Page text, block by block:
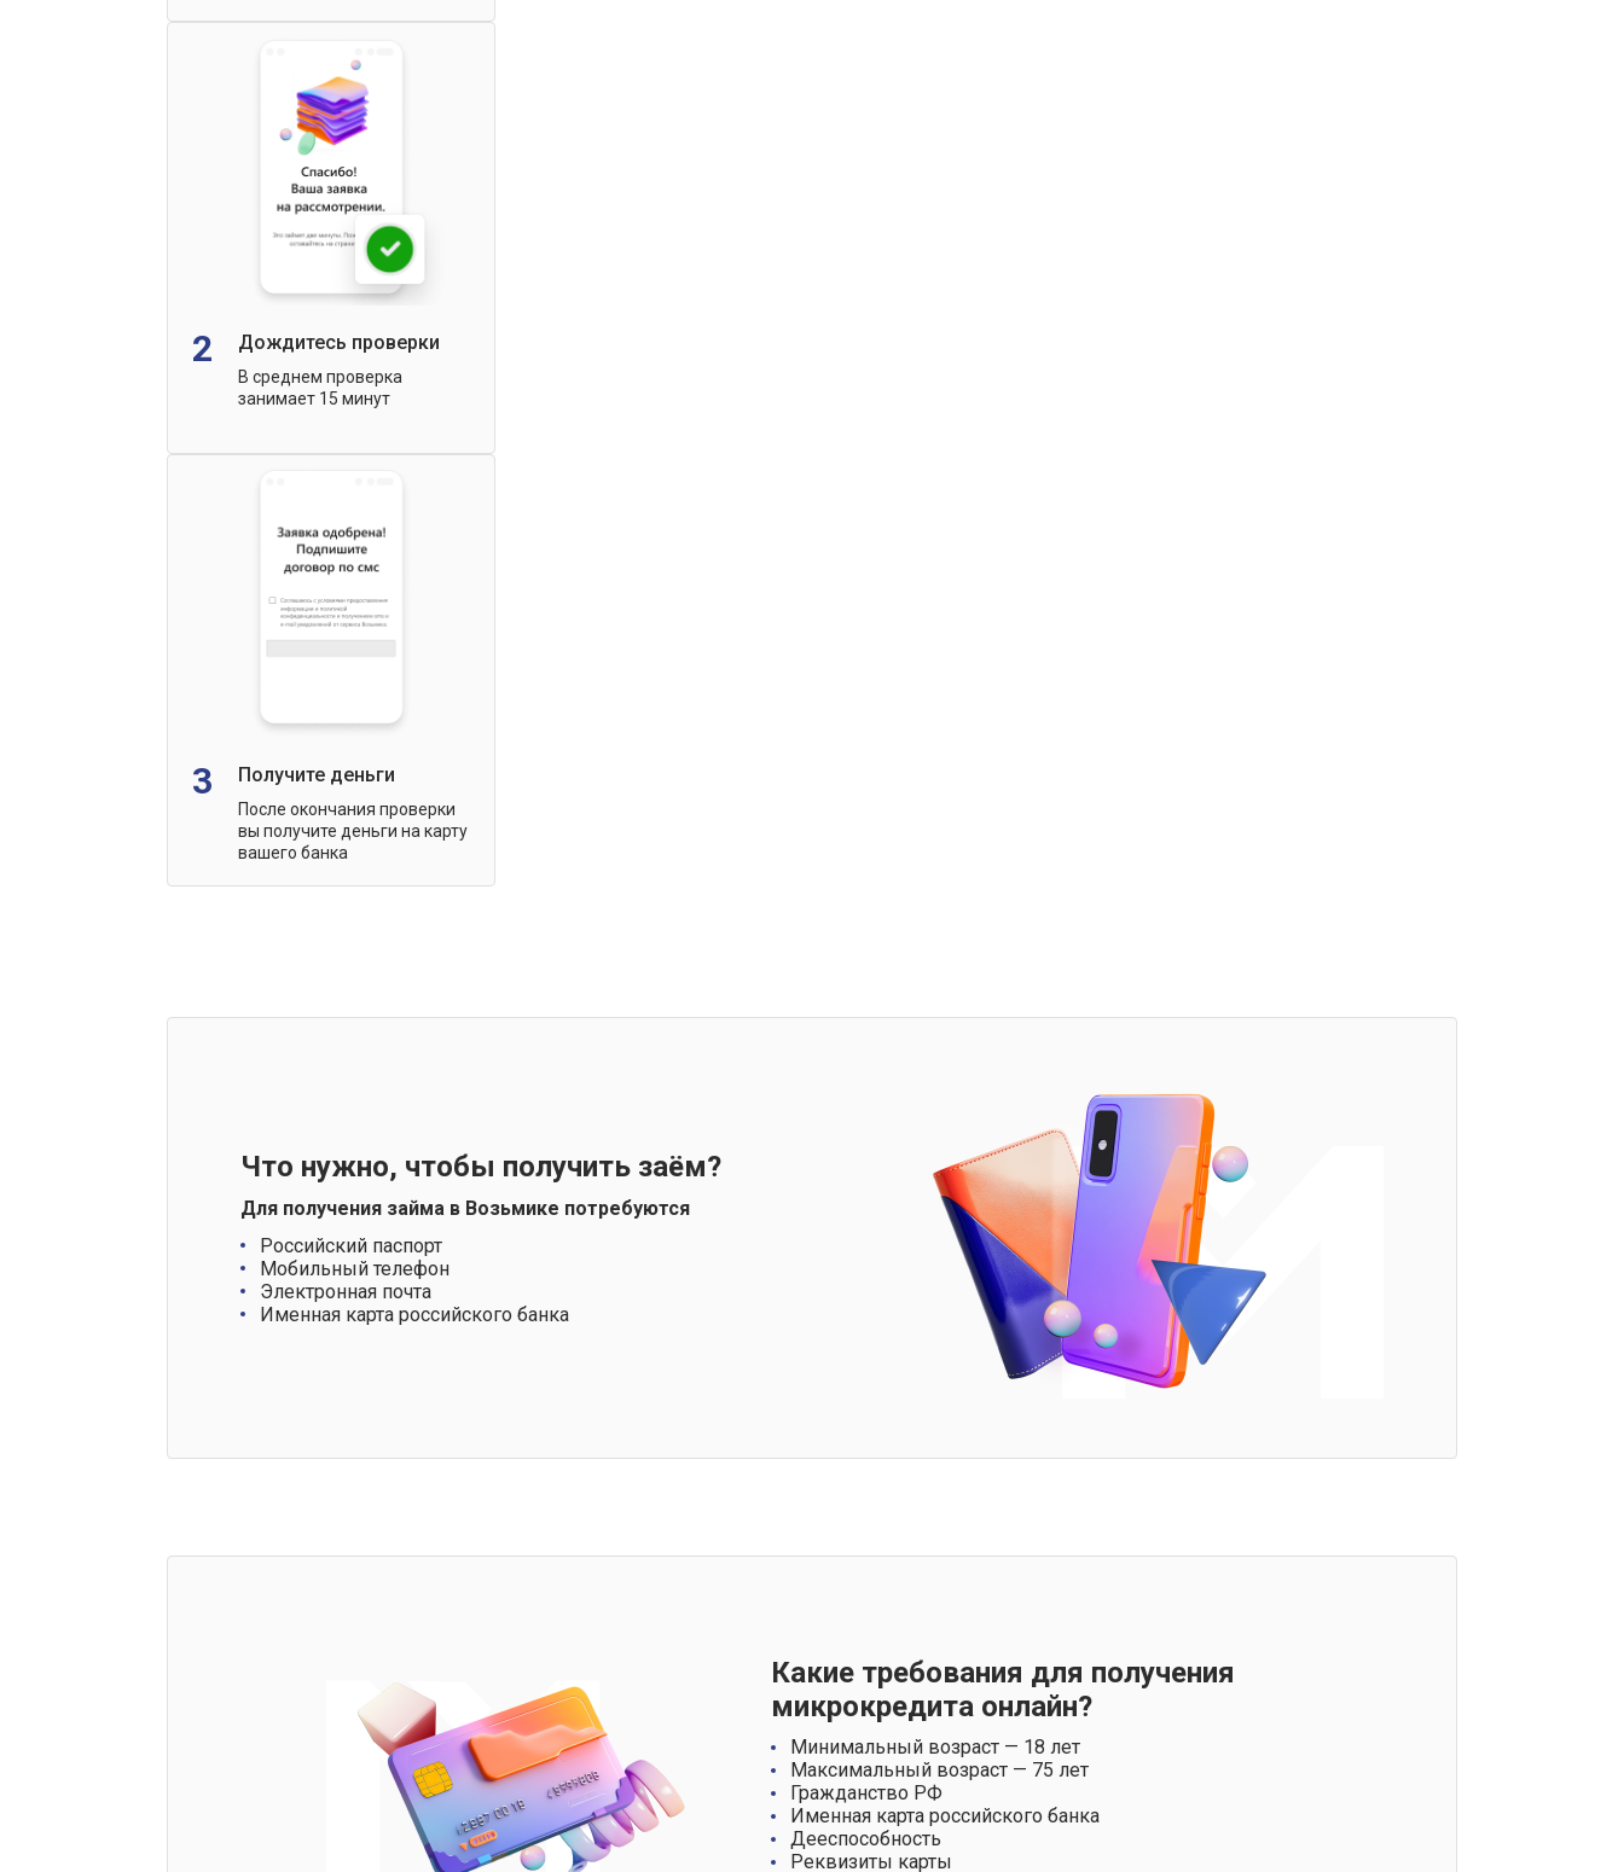
2 Дождитесь проверки
В среднем проверка
занимает 15 минут
3 Получите деньги
После окончания проверки
вы получите деньги на карту
вашего банка
Что нужно, чтобы получить заём?
Для получения займа в Возьмике потребуются
Российский паспорт
Мобильный телефон
Электронная почта
Именная карта российского банка
Какие требования для получения
микрокредита онлайн?
Минимальный возраст — 18 лет
Максимальный возраст — 75 лет
Гражданство РФ
Именная карта российского банка
Дееспособность
Реквизиты карты